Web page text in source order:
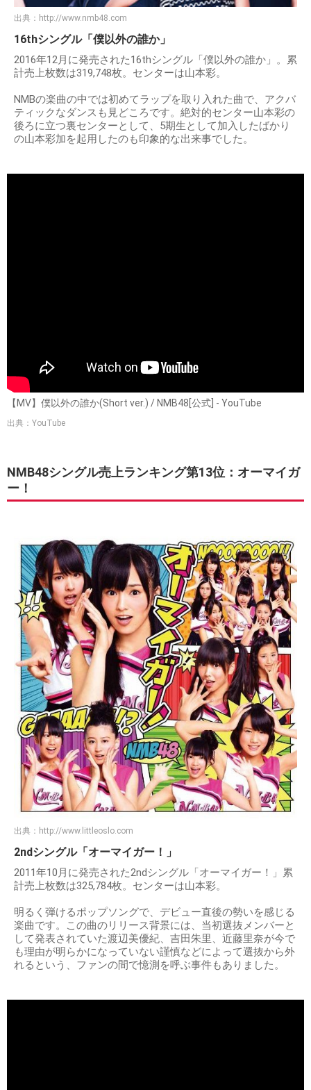
出典： http://www.nmb48.com
16thシングル「僕以外の誰か」
2016年12月に発売された16thシングル「僕以外の誰か」。累
計売上枚数は319,748枚。センターは山本彩。
NMBの楽曲の中では初めてラップを取り入れた曲で、アクバ
ティックなダンスも見どころです。絶対的センター山本彩の
後ろに立つ裏センターとして、5期生として加入したばかり
の山本彩加を起用したのも印象的な出来事でした。
【MV】僕以外の誰か(Short ver.) / NMB48[公式] - YouTube
出典：YouTube
NMB48シングル売上ランキング第13位：オーマイガ
ー！
出典： http://www.littleoslo.com
2ndシングル「オーマイガー！」
2011年10月に発売された2ndシングル「オーマイガー！」累
計売上枚数は325,784枚。センターは山本彩。
明るく弾けるポップソングで、デビュー直後の勢いを感じる
楽曲です。この曲のリリース背景には、当初選抜メンバーと
して発表されていた渡辺美優紀、吉田朱里、近藤里奈が今で
も理由が明らかになっていない謹慎などによって選抜から外
れるという、ファンの間で憶測を呼ぶ事件もありました。